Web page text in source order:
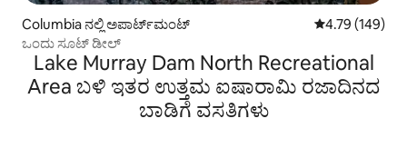
Columbia ನಲ್ಲಿ ಅಪಾರ್ಟ್‌ಮಂಟ್ 5 ರಲ್ಲಿ 4.79
4.79 (149)
ಒಂದು ಸೂಟ್ ಡೀಲ್
Lake Murray Dam North Recreational
Area ಬಳಿ ಇತರ ಉತ್ತಮ ಐಷಾರಾಮಿ ರಜಾದಿನದ
ಬಾಡಿಗೆ ವಸತಿಗಳು